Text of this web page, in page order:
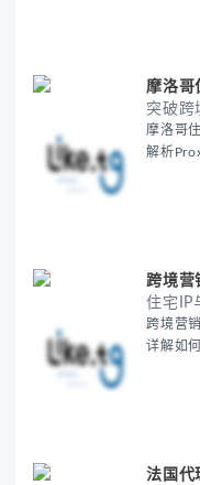
摩洛哥
突破跨
摩洛哥
解析
跨境营
住宅IP
跨境营
详解如
法国代